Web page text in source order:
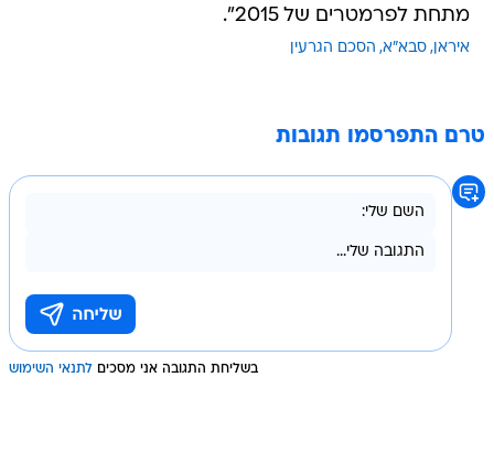
מתחת לפרמטרים של 2015".
איראן סבא"א הסכם הגרעין
טרם התפרסמו תגובות
בשליחת התגובה אני מסכים לתנאי השימוש